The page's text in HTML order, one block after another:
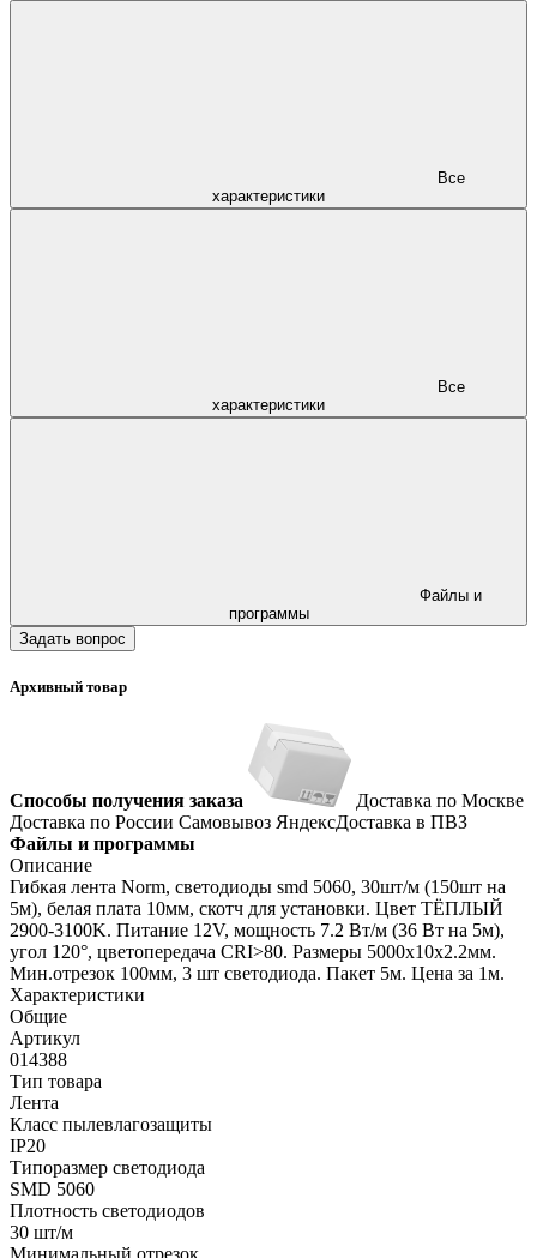
характеристики
характеристики
программы
Задать вопрос
Архивный товар
Способы получения заказа
Доставка по Москве
Доставка по России Самовывоз ЯндексДоставка в ПВЗ
Файлы и программы
Описание
Гибкая лента Norm, светодиоды smd 5060, 30шт/м (150шт на
5м), белая плата 10мм, скотч для установки. Цвет ТЁПЛЫЙ
2900-3100K. Питание 12V, мощность 7.2 Вт/м (36 Вт на 5м),
угол 120°, цветопередача CRI>80. Размеры 5000х10x2.2мм.
Мин.отрезок 100мм, 3 шт светодиода. Пакет 5м. Цена за 1м.
Характеристики
Общие
Артикул
014388
Тип товара
Лента
Класс пылевлагозащиты
IP20
Типоразмер светодиода
SMD 5060
Плотность светодиодов
30 шт/м